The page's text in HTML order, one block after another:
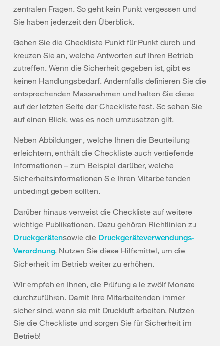
zentralen Fragen. So geht kein Punkt vergessen und
Sie haben jederzeit den Überblick.
Gehen Sie die Checkliste Punkt für Punkt durch und
kreuzen Sie an, welche Antworten auf Ihren Betrieb
zutreffen. Wenn die Sicherheit gegeben ist, gibt es
keinen Handlungsbedarf. Andernfalls definieren Sie die
entsprechenden Massnahmen und halten Sie diese
auf der letzten Seite der Checkliste fest. So sehen Sie
auf einen Blick, was es noch umzusetzen gilt.
Neben Abbildungen, welche Ihnen die Beurteilung
erleichtern, enthält die Checkliste auch vertiefende
Informationen – zum Beispiel darüber, welche
Sicherheitsinformationen Sie Ihren Mitarbeitenden
unbedingt geben sollten.
Darüber hinaus verweist die Checkliste auf weitere
wichtige Publikationen. Dazu gehören Richtlinien zu
Druckgerätensowie die Druckgeräteverwendungs-
Verordnung. Nutzen Sie diese Hilfsmittel, um die
Sicherheit im Betrieb weiter zu erhöhen.
Wir empfehlen Ihnen, die Prüfung alle zwölf Monate
durchzuführen. Damit Ihre Mitarbeitenden immer
sicher sind, wenn sie mit Druckluft arbeiten. Nutzen
Sie die Checkliste und sorgen Sie für Sicherheit im
Betrieb!